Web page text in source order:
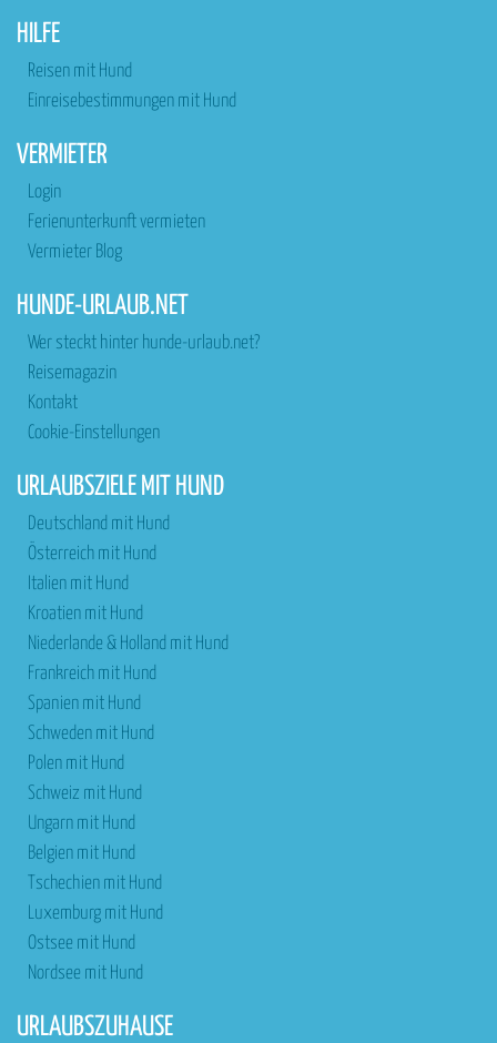
HILFE
Reisen mit Hund
Einreisebestimmungen mit Hund
VERMIETER
Login
Ferienunterkunft vermieten
Vermieter Blog
HUNDE-URLAUB.NET
Wer steckt hinter hunde-urlaub.net?
Reisemagazin
Kontakt
Cookie-Einstellungen
URLAUBSZIELE MIT HUND
Deutschland mit Hund
Österreich mit Hund
Italien mit Hund
Kroatien mit Hund
Niederlande & Holland mit Hund
Frankreich mit Hund
Spanien mit Hund
Schweden mit Hund
Polen mit Hund
Schweiz mit Hund
Ungarn mit Hund
Belgien mit Hund
Tschechien mit Hund
Luxemburg mit Hund
Ostsee mit Hund
Nordsee mit Hund
URLAUBSZUHAUSE